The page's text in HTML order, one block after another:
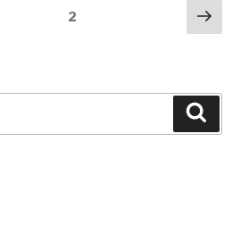
2